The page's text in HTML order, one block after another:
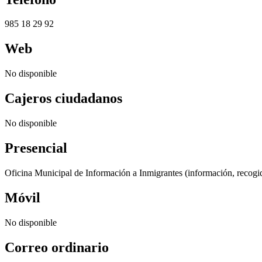
985 18 29 92
Web
No disponible
Cajeros ciudadanos
No disponible
Presencial
Oficina Municipal de Información a Inmigrantes (información,
Móvil
No disponible
Correo ordinario